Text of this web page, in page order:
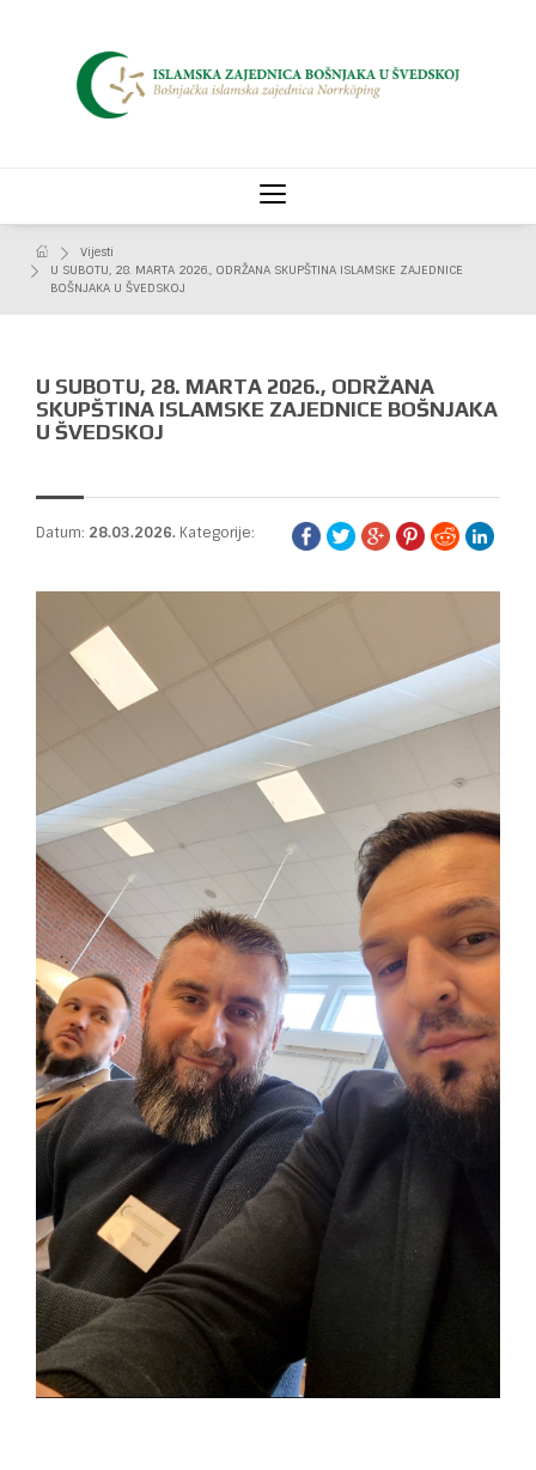
Vijesti
U SUBOTU, 28. MARTA 2026., ODRŽANA SKUPŠTINA ISLAMSKE ZAJEDNICE
BOŠNJAKA U ŠVEDSKOJ
U SUBOTU, 28. MARTA 2026., ODRŽANA
SKUPŠTINA ISLAMSKE ZAJEDNICE BOŠNJAKA
U ŠVEDSKOJ
Datum: 28.03.2026. Kategorije: